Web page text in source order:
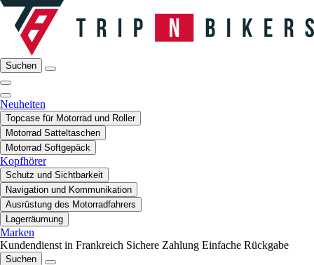
Suchen
Neuheiten
Topcase für Motorrad und Roller
Motorrad Satteltaschen
Motorrad Softgepäck
Kopfhörer
Schutz und Sichtbarkeit
Navigation und Kommunikation
Ausrüstung des Motorradfahrers
Lagerräumung
Marken
Kundendienst in Frankreich Sichere Zahlung Einfache Rückgabe
Suchen